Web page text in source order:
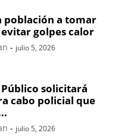
población a tomar
golpes calor
- julio 5, 2026
solicitará
cabo policial que
- julio 5, 2026